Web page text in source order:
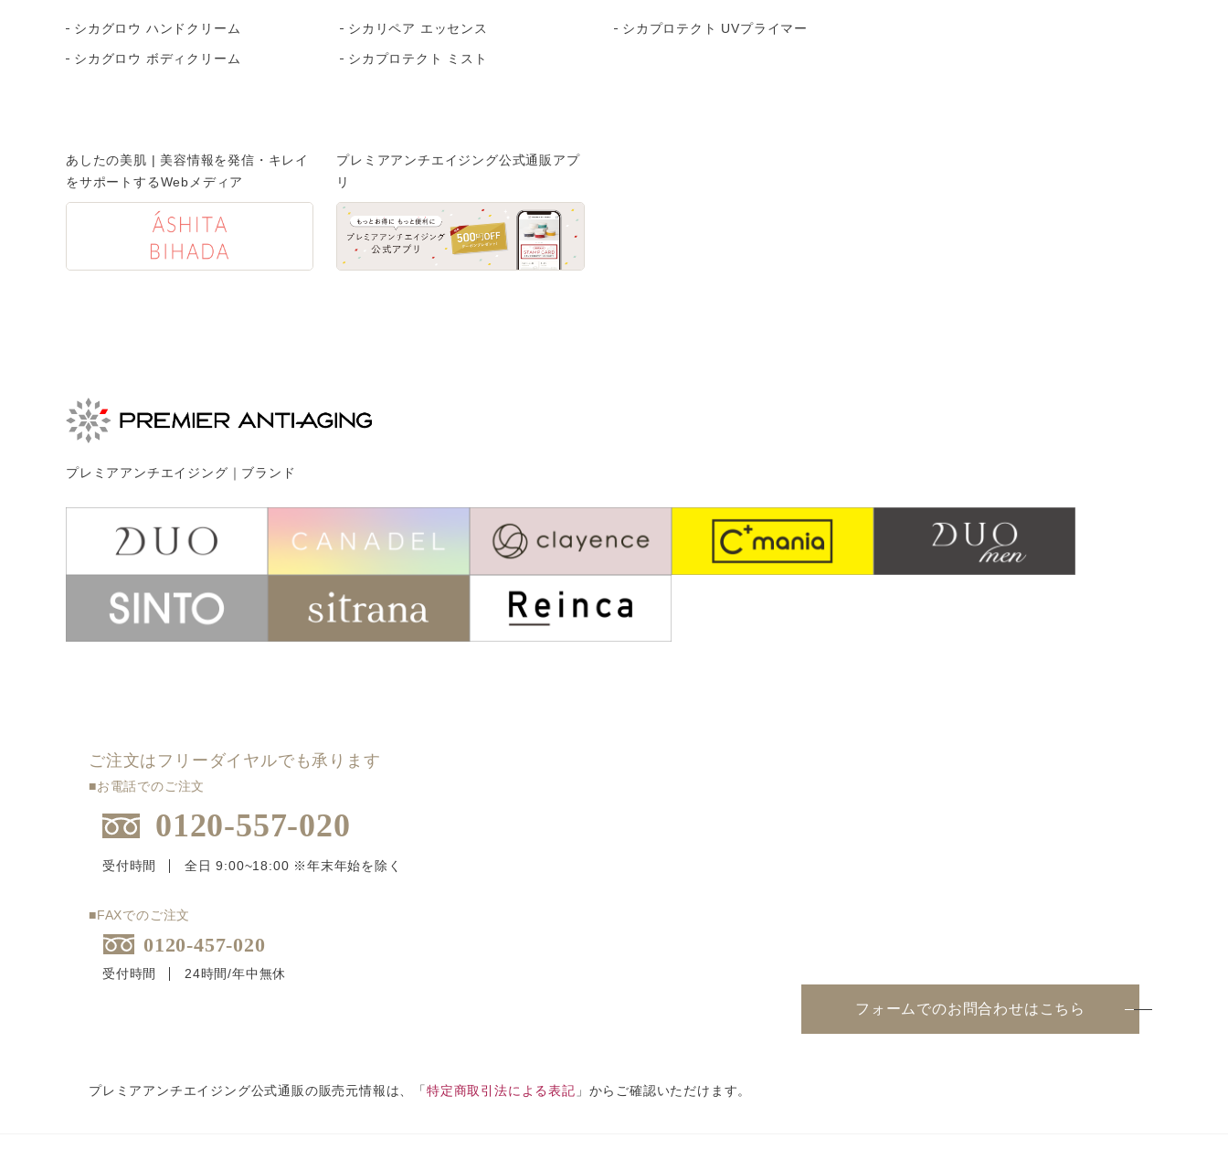
シカグロウ ハンドクリーム
シカグロウ ボディクリーム
シカリペア エッセンス
シカプロテクト ミスト
シカプロテクト UVプライマー
あしたの美肌 | 美容情報を発信・キレイ
をサポートするWebメディア
プレミアアンチエイジング公式通販アプ
リ
プレミアアンチエイジング｜ブランド
ご注文はフリーダイヤルでも承ります
■お電話でのご注文
0120-557-020
受付時間 全日 9:00~18:00 ※年末年始を除く
■FAXでのご注文
0120-457-020
受付時間 24時間/年中無休
フォームでのお問合わせはこちら
プレミアアンチエイジング公式通販の販売元情報は、「特定商取引法による表記 」からご確認いただけます。